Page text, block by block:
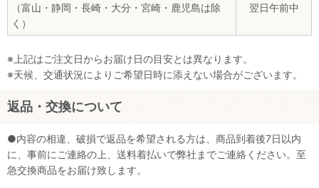
（富山・静岡・長崎・大分・宮崎・鹿児島は除
く）
翌日午前中
※上記はご注文日からお届け日の目安とは異なります。
※天候、交通状況によりご希望日時に添えない場合がございます。
返品・交換について
●内容の相違、破損で返品を希望される方は、商品到着後7日以内
に、事前にご連絡の上、送料着払いで弊社までご連絡ください。至
急交換商品をお届け致します。